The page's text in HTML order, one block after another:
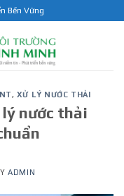
Bền Vững
, XỬ LÝ NƯỚC THẢI
nước thải
ADMIN